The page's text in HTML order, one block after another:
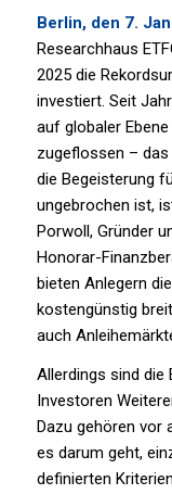
Berlin, den 7.
Researchhaus
2025 die
investiert. Seit
auf globaler
zugeflossen – das
die Begeisterung
ungebrochen ist,
Porwoll, Gründer
Honorar-
bieten Anlegern
kostengünstig
auch
Allerdings sind die
Investoren
Dazu gehören vor
es darum geht,
definierten